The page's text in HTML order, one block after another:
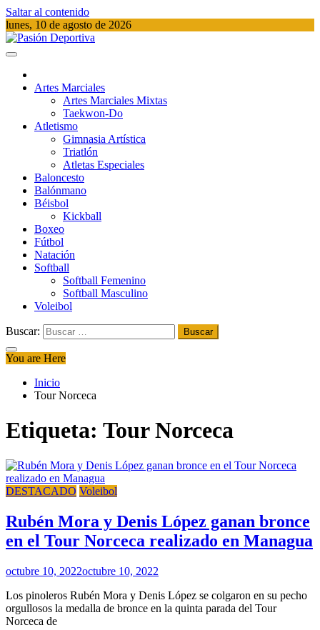
Saltar al contenido
lunes, 10 de agosto de 2026
Artes Marciales
Artes Marciales Mixtas
Taekwon-Do
Atletismo
Gimnasia Artística
Triatlón​
Atletas Especiales
Baloncesto
Balónmano
Béisbol
Kickball​
Boxeo
Fútbol
Natación​
Softball​
Softball​ Femenino
Softball​ Masculino
Voleibol​
Buscar:
You are Here
Inicio
Tour Norceca
Etiqueta: Tour Norceca
DESTACADO Voleibol
Rubén Mora y Denis López ganan bronce
en el Tour Norceca realizado en Managua
octubre 10, 2022octubre 10, 2022
Los pinoleros Rubén Mora y Denis López se colgaron en su pecho
orgullosos la medalla de bronce en la quinta parada del Tour
Norceca de